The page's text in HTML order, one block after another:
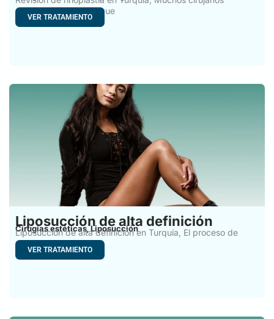
plásticos consideran que
VER TRATAMIENTO
Liposucción de alta definición
Cirugías estéticas,Liposucción
Liposucción de alta definición en Turquía, El proceso de
envejecimiento,
VER TRATAMIENTO